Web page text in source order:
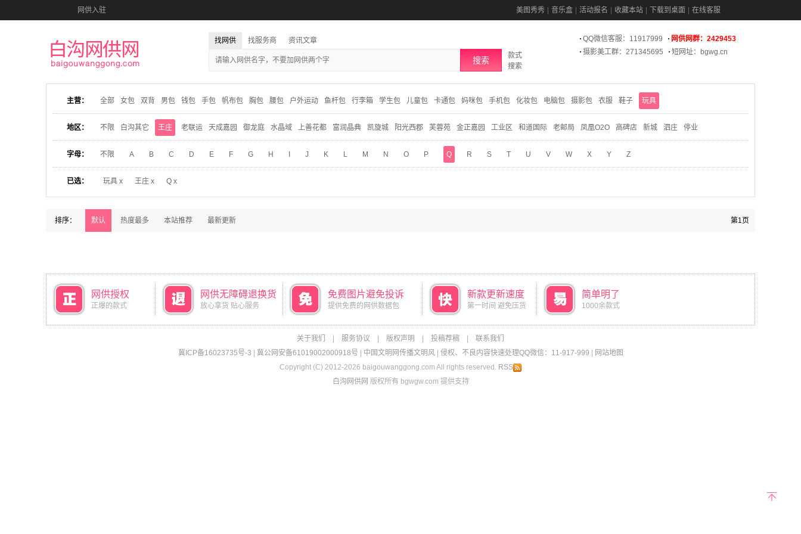
网供入驻 美图秀秀 音乐盒 活动报名 收藏本站 下载到桌面 在线客服
找网供 找服务商 资讯文章
搜索
款式
搜索
QQ微信客服：11917999
网供网群：2429453
摄影美工群：271345695
短网址：bgwg.cn
主营： 全部 女包 双背 男包 钱包 手包 帆布包 胸包 腰包 户外运动 鱼杆包 行李箱 学生包 儿童包 卡通包 妈咪包 手机包 化妆包 电脑包 摄影包 衣服 鞋子 玩具
地区： 不限 白沟其它 王庄 老联运 天成嘉园 御龙庭 水晶域 上善花都 富润晶典 凯旋城 阳光西郡 芙蓉苑 金正嘉园 工业区 和道国际 老邮局 凤凰O2O 高碑店 新城 泗庄 停业
字母： 不限 A B C D E F G H J K L M N O P Q R S T U V W X Y Z
已选： 玩具 x 王庄 x Q x
排序： 默认 热度最多 本站推荐 最新更新 第1页
网供授权
正爆的款式
网供无障碍退换货
放心拿货 贴心服务
免费图片避免投诉
提供免费的网供数据包
新款更新速度
第一时间 避免压货
简单明了
1000余款式
关于我们 服务协议 版权声明 投稿荐稿
联系我们
冀ICP备16023735号-3
冀公网安备61019002000918号 中国文明网传播文明风| 侵权、不良内容快速处理QQ微信：11-917-999
网站地图
Copyright (C) 2012-2026 baigouwanggong.com All rights reserved. RSS
白沟网供网 版权所有 bgwgw.com 提供支持